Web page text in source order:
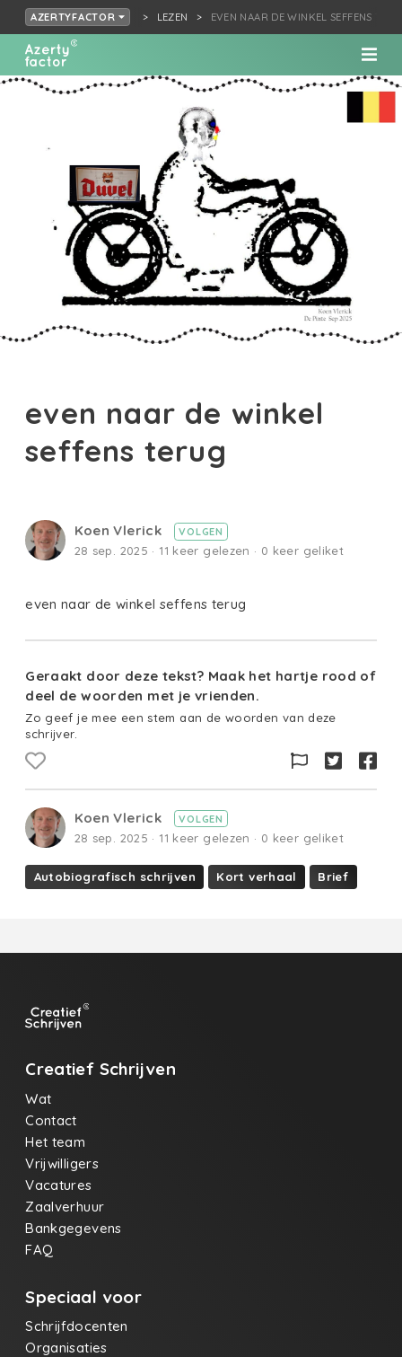
AZERTYFACTOR LEZEN EVEN NAAR DE WINKEL SEFFENS
even naar de winkel
seffens terug
Koen Vlerick VOLGEN
28 sep. 2025 · 11 keer gelezen · 0 keer geliket
even naar de winkel seffens terug
Geraakt door deze tekst? Maak het hartje rood of
deel de woorden met je vrienden.
Zo geef je mee een stem aan de woorden van deze
schrijver.
Koen Vlerick VOLGEN
28 sep. 2025 · 11 keer gelezen · 0 keer geliket
Autobiografisch schrijven Kort verhaal Brief
Creatief Schrijven
Wat
Contact
Het team
Vrijwilligers
Vacatures
Zaalverhuur
Bankgegevens
FAQ
Speciaal voor
Schrijfdocenten
Organisaties